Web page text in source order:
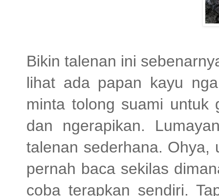
Bikin talenan ini
lihat ada papan kayu
minta tolong suami untuk
dan ngerapikan.
talenan sederhana. Ohya,
pernah baca sekilas
coba terapkan sendiri.